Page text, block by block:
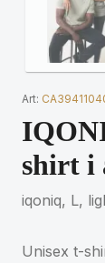
Art:
shirt i
iqoniq, L,
Unisex t-